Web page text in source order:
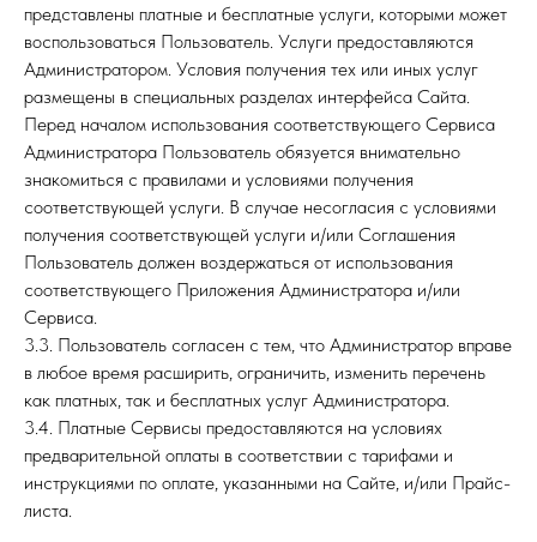
представлены платные и бесплатные услуги, которыми может
воспользоваться Пользователь. Услуги предоставляются
Администратором. Условия получения тех или иных услуг
размещены в специальных разделах интерфейса Сайта.
Перед началом использования соответствующего Сервиса
Администратора Пользователь обязуется внимательно
знакомиться с правилами и условиями получения
соответствующей услуги. В случае несогласия с условиями
получения соответствующей услуги и/или Соглашения
Пользователь должен воздержаться от использования
соответствующего Приложения Администратора и/или
Сервиса.
3.3. Пользователь согласен с тем, что Администратор вправе
в любое время расширить, ограничить, изменить перечень
как платных, так и бесплатных услуг Администратора.
3.4. Платные Сервисы предоставляются на условиях
предварительной оплаты в соответствии с тарифами и
инструкциями по оплате, указанными на Сайте, и/или Прайс-
листа.